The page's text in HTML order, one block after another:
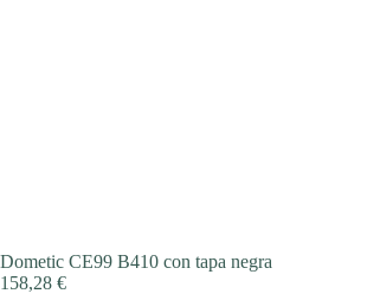
Dometic CE99 B410 con tapa negra
158,28 €